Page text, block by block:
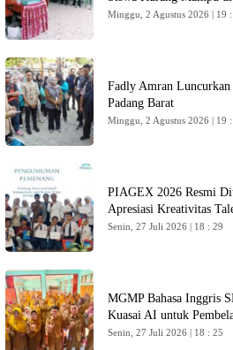
Minggu, 2 Agustus 2026 | 19
Fadly Amran Luncurkan
Padang Barat
Minggu, 2 Agustus 2026 | 19
PIAGEX 2026 Resmi
Apresiasi Kreativitas
Senin, 27 Juli 2026 | 18 : 29
MGMP Bahasa Inggris
Kuasai AI untuk
Senin, 27 Juli 2026 | 18 : 25